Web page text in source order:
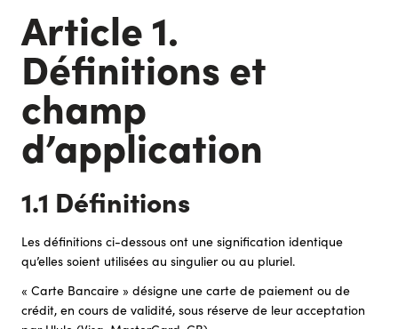
Article 1.
Définitions et
champ
d’application
1.1 Définitions
Les définitions ci-dessous ont une signification identique
qu’elles soient utilisées au singulier ou au pluriel.
« Carte Bancaire » désigne une carte de paiement ou de
crédit, en cours de validité, sous réserve de leur acceptation